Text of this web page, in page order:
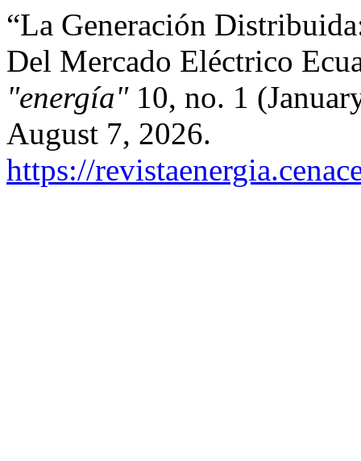
“La Generación
Del Mercado Eléctrico
"energía"10, no. 1
August 7, 2026.
https://